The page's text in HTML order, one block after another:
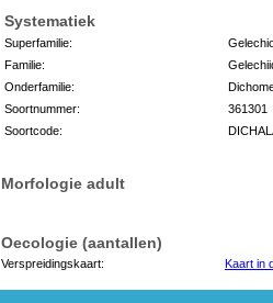
Systematiek
Superfamilie:
Familie:
Onderfamilie:
Soortnummer:
361301
Soortcode:
Morfologie adult
Oecologie (aantallen)
Verspreidingskaart: Kaart in